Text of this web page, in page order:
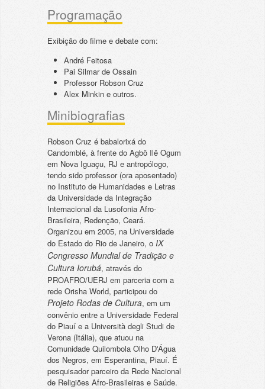
Programação
Exibição do filme e debate com:
André Feitosa
Pai Silmar de Ossain
Professor Robson Cruz
Alex Minkin e outros.
Minibiografias
Robson Cruz é babalorixá do
Candomblé, à frente do Agbô Ilê Ogum
em Nova Iguaçu, RJ e antropólogo,
tendo sido professor (ora aposentado)
no Instituto de Humanidades e Letras
da Universidade da Integração
Internacional da Lusofonia Afro-
Brasileira, Redenção, Ceará.
Organizou em 2005, na Universidade
do Estado do Rio de Janeiro, oIX
Congresso Mundial de Tradição e
Cultura Iorubá, através do
PROAFRO/UERJ em parceria com a
rede Orisha World, participou do
Projeto Rodas de Cultura, em um
convênio entre a Universidade Federal
do Piauí e a Università degli Studi de
Verona (Itália), que atuou na
Comunidade Quilombola Olho D'Água
dos Negros, em Esperantina, Piauí. É
pesquisador parceiro da Rede Nacional
de Religiões Afro-Brasileiras e Saúde.